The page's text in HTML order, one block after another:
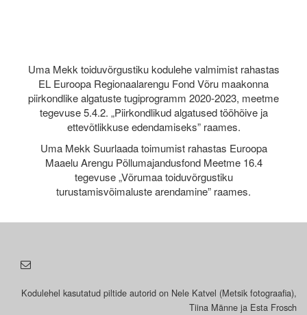
Uma Mekk toiduvõrgustiku kodulehe valmimist rahastas
EL Euroopa Regionaalarengu Fond Võru maakonna
piirkondlike algatuste tugiprogramm 2020-2023, meetme
tegevuse 5.4.2. „Piirkondlikud algatused tööhõive ja
ettevõtlikkuse edendamiseks” raames.
Uma Mekk Suurlaada toimumist rahastas Euroopa
Maaelu Arengu Põllumajandusfond Meetme 16.4
tegevuse „Võrumaa toiduvõrgustiku
turustamisvõimaluste arendamine” raames.
Kodulehel kasutatud piltide autorid on Nele Katvel (Metsik fotograafia),
Tiina Männe ja Esta Frosch